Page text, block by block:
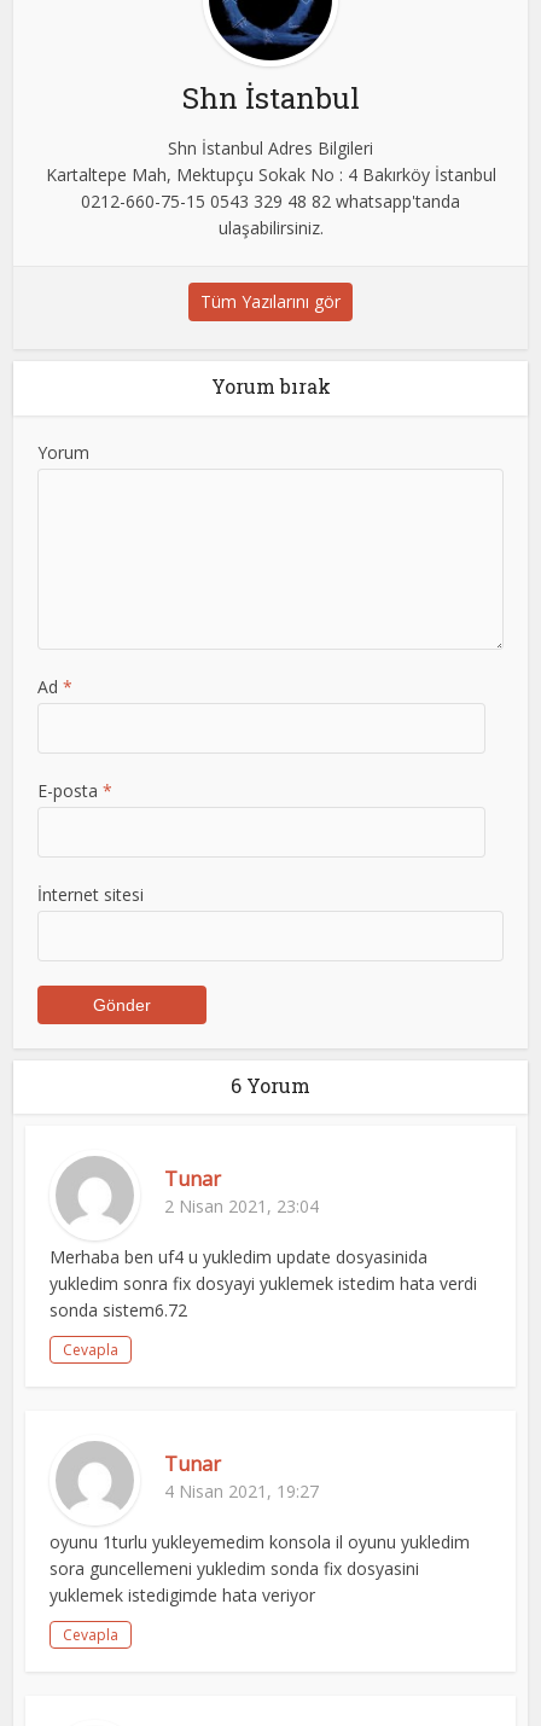
Shn İstanbul
Shn İstanbul Adres Bilgileri
Kartaltepe Mah, Mektupçu Sokak No : 4 Bakırköy İstanbul
0212-660-75-15 0543 329 48 82 whatsapp'tanda
ulaşabilirsiniz.
Tüm Yazılarını gör
Yorum bırak
Yorum
Ad*
E-posta*
İnternet sitesi
6 Yorum
Tunar
2 Nisan 2021, 23:04
Merhaba ben uf4 u yukledim update dosyasinida
yukledim sonra fix dosyayi yuklemek istedim hata verdi
sonda sistem6.72
Cevapla
Tunar
4 Nisan 2021, 19:27
oyunu 1turlu yukleyemedim konsola il oyunu yukledim
sora guncellemeni yukledim sonda fix dosyasini
yuklemek istedigimde hata veriyor
Cevapla